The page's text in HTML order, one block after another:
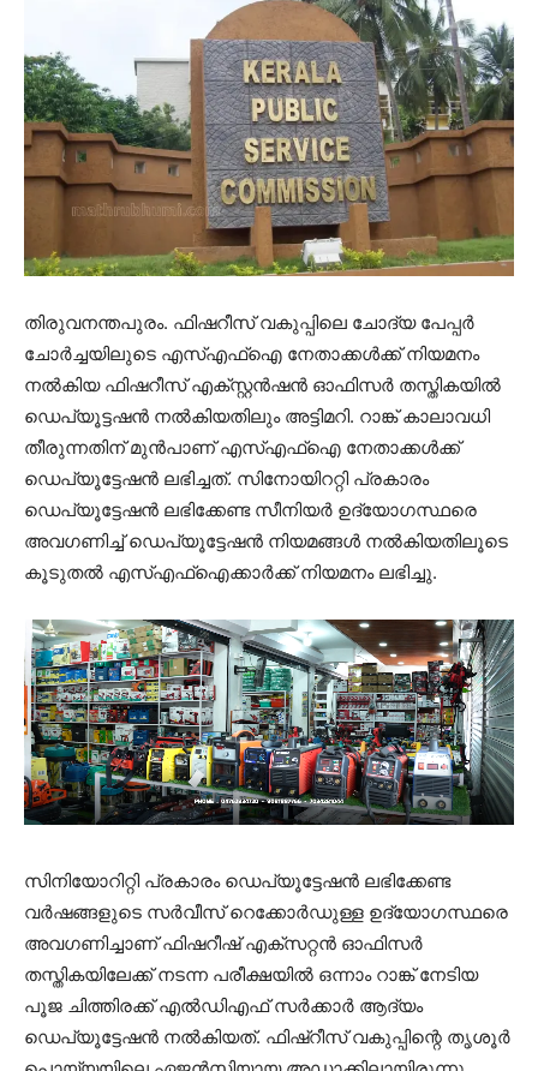
തിരുവനന്തപുരം. ഫിഷറീസ് വകുപ്പിലെ ചോദ്യ പേപ്പർ
ചോർച്ചയിലുടെ എസ്എഫ്ഐ നേതാക്കൾക്ക് നിയമനം
നൽകിയ ഫിഷറീസ് എക്സ്റ്റൻഷൻ ഓഫിസർ തസ്തികയിൽ
ഡെപ്യൂട്ടഷൻ നൽകിയതി‌ലും അട്ടിമറി. റാങ്ക് കാലാവധി
തീരുന്നതിന് മുൻപാണ് എസ്എഫ്ഐ നേതാക്കൾക്ക്
ഡെപ്യൂട്ടേഷൻ ലഭിച്ചത്. സിനോയിററ്റി പ്രകാരം
ഡെപ്യൂട്ടേഷൻ ലഭിക്കേണ്ട സീനിയർ ഉദ്യോ​ഗസ്ഥരെ
അവ​ഗണിച്ച് ഡെപ്യൂട്ടേഷൻ നിയമങ്ങൾ നൽകിയതിലൂടെ
കൂടുതൽ എസ്എഫ്ഐക്കാർക്ക് നിയമനം ലഭിച്ചു.
സിനിയോറിറ്റി പ്രകാരം ഡെപ്യൂട്ടേഷൻ ലഭിക്കേണ്ട
വർഷങ്ങളുടെ സർവീസ് റെക്കോർഡുള്ള ഉദ്യോ​ഗസ്ഥരെ
അവ​ഗണിച്ചാണ് ഫിഷറീഷ് എക്സറ്റൻ ഓഫിസർ
തസ്തികയിലേക്ക് നടന്ന പരീക്ഷയിൽ ഒന്നാം റാങ്ക് നേടിയ
പൂജ ചിത്തിരക്ക് എൽഡിഎഫ് സർക്കാർ ആദ്യം
ഡെപ്യൂട്ടേഷൻ നൽകിയത്. ഫിഷ്റീസ് വകുപ്പിന്റെ തൃശൂർ